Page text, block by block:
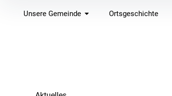
überspringenUnsere Gemeinde Ortsgeschichte